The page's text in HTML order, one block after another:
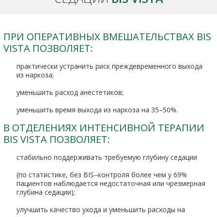
ПРИ ОПЕРАТИВНЫХ ВМЕШАТЕЛЬСТВАХ BIS
VISTA ПОЗВОЛЯЕТ:
практически устранить риск преждевременного выхода
из наркоза;
уменьшить расход анестетиков;
уменьшить время выхода из наркоза на 35–50%.
В ОТДЕЛЕНИЯХ ИНТЕНСИВНОЙ ТЕРАПИИ
BIS VISTA ПОЗВОЛЯЕТ:
стабильно поддерживать требуемую глубину седации
(по статистике, без BIS–контроля более чем у 69%
пациентов наблюдается недостаточная или чрезмерная
глубина седации);
улучшить качество ухода и уменьшить расходы на